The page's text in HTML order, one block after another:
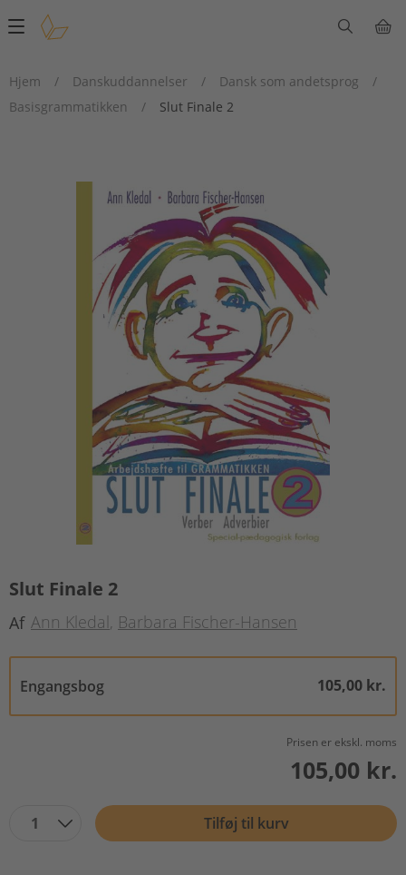
Main
Hjem
/ Danskuddannelser / Dansk som andetsprog
/
Basisgrammatikken
/ Slut Finale 2
Slut Finale 2
Af Ann Kledal Barbara Fischer-Hansen
Engangsbog 105,00 kr.
Prisen er ekskl. moms
105,00 kr.
1 Tilføj til kurv